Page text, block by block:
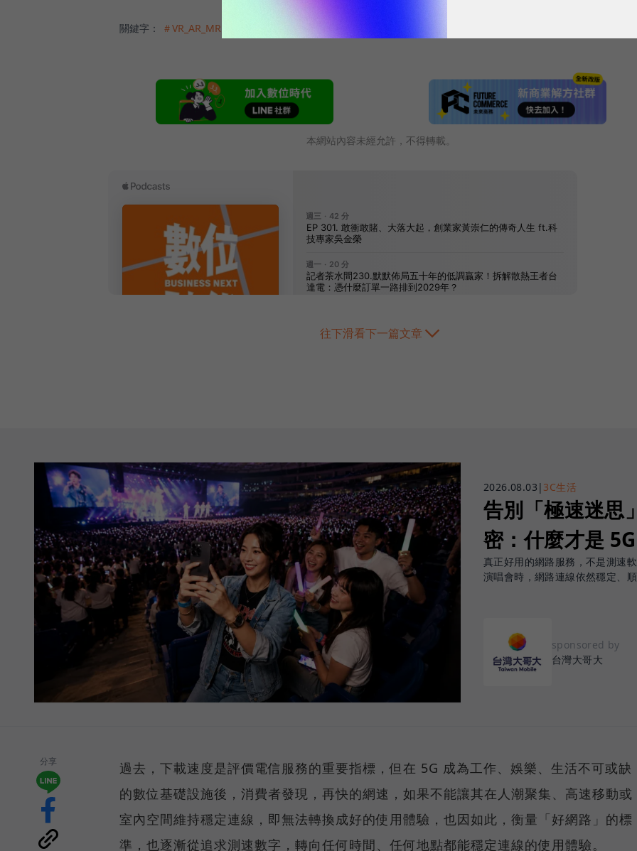
關鍵字： ＃VR_AR_MR
本網站內容未經允許，不得轉載。
往下滑看下一篇文章
2026.08.03 | 3C生活
告別「極速迷
密：什麼才是
真正好用的網路服務，不是測速
演唱會時，網路連線依然穩定、
sponsored by
台灣大哥大
分享
過去，下載速度是評價電信服務的重要指標，但在 5G 成為工作、娛樂、生活不可或缺
的數位基礎設施後，消費者發現，再快的網速，如果不能讓其在人潮聚集、高速移動或
室內空間維持穩定連線，即無法轉換成好的使用體驗，也因如此，衡量「好網路」的標
準，也逐漸從追求測速數字，轉向任何時間、任何地點都能穩定連線的使用體驗。